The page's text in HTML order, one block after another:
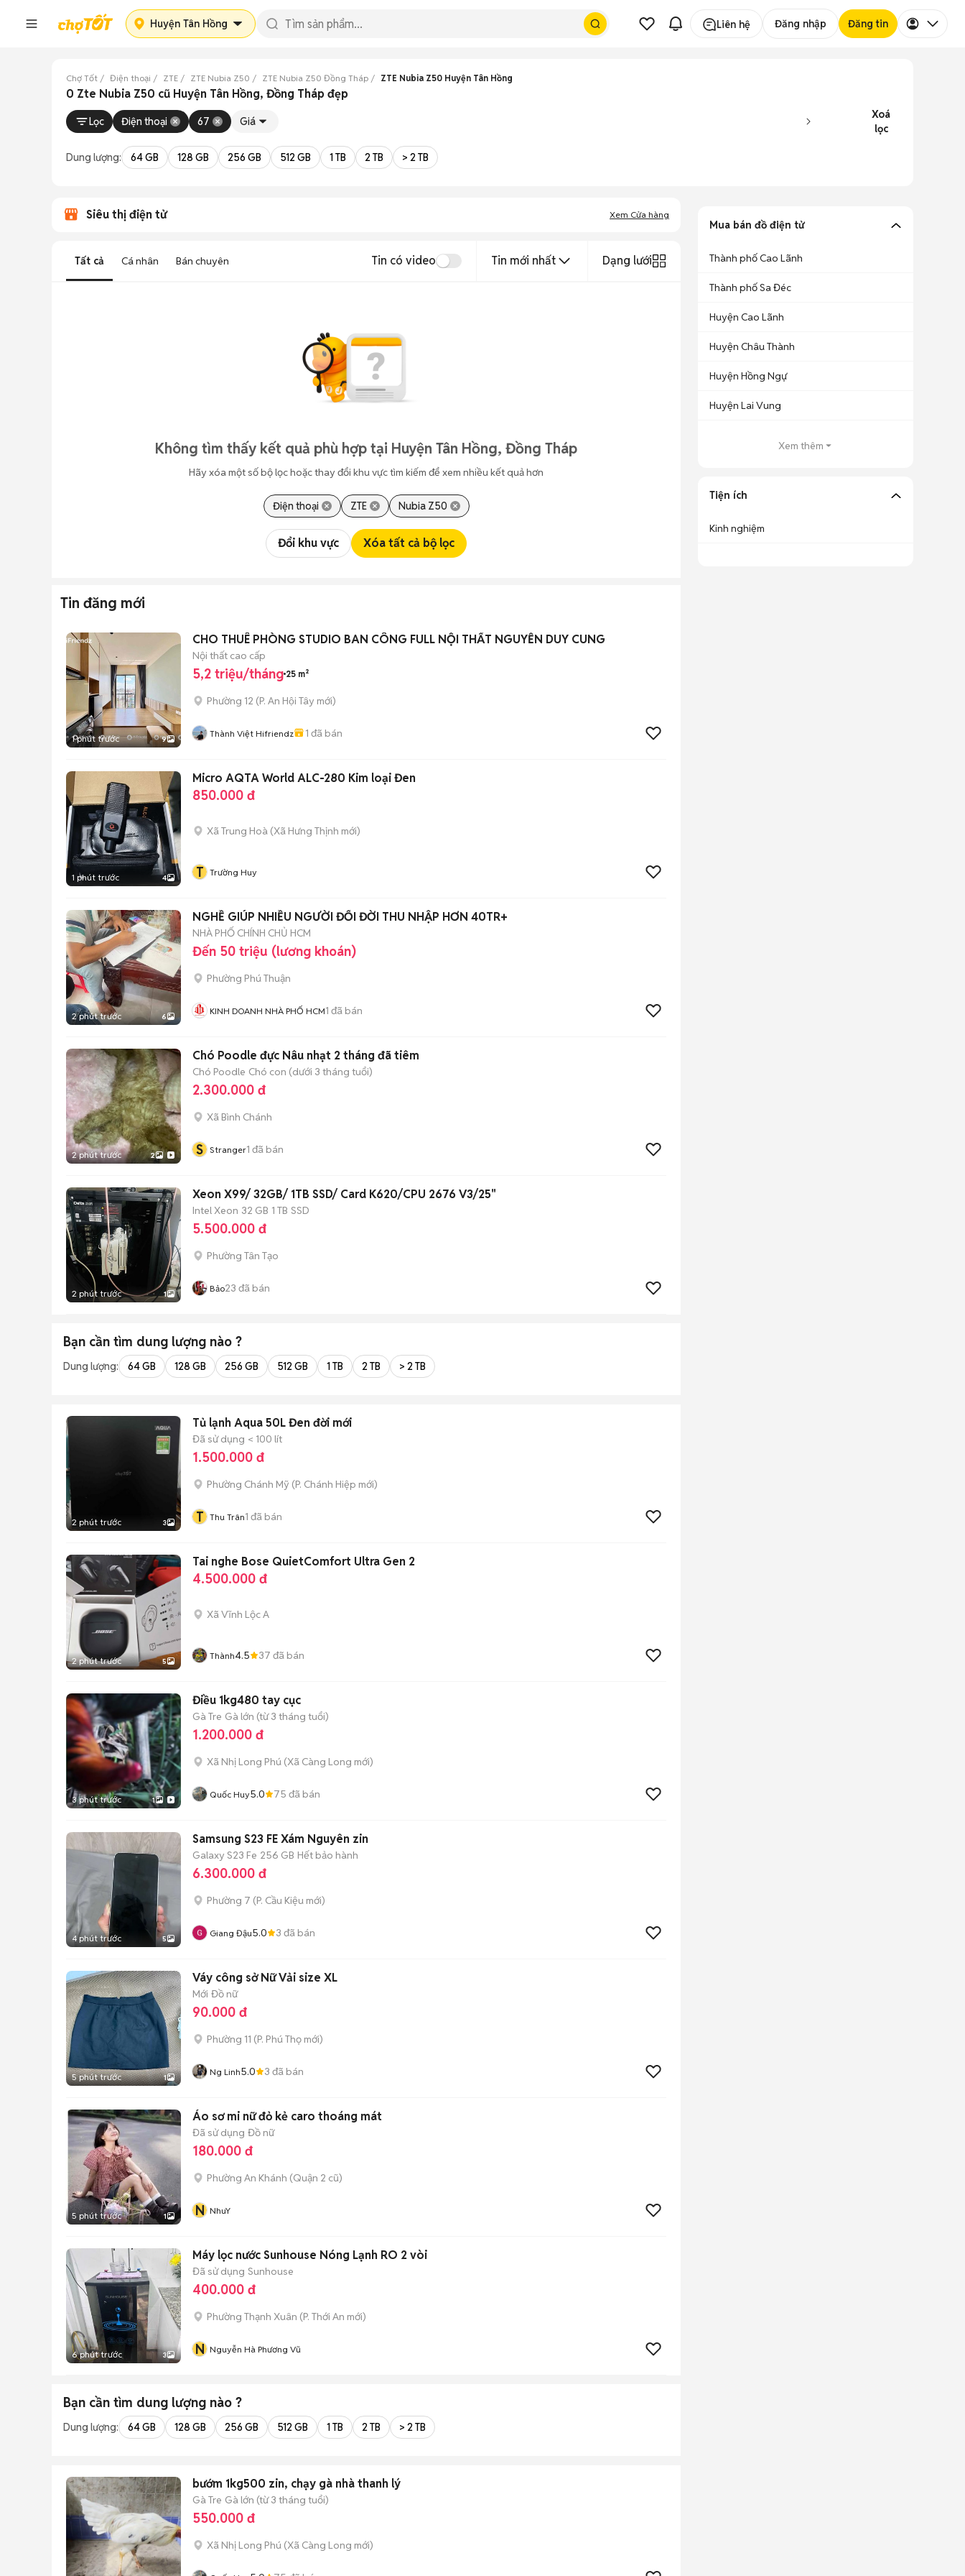
Huyện Tân Hồng Liên hệ Đăng nhập Đăng tin
Chợ Tốt Điện thoại ZTE ZTE Nubia Z50 ZTE Nubia Z50 Đồng Tháp ZTE Nubia Z50 Huyện Tân Hồng
0 Zte Nubia Z50 cũ Huyện Tân Hồng, Đồng Tháp đẹp
Lọc Điện thoại 67 Giá
Xoá
lọc
Dung lượng: 64 GB 128 GB 256 GB 512 GB 1 TB 2 TB > 2 TB
Siêu thị điện tử Xem Cửa hàng
Tất cả Cá nhân Bán chuyên Tin có video Tin mới nhất Dạng lưới
Không tìm thấy kết quả phù hợp tại Huyện Tân Hồng, Đồng Tháp
Hãy xóa một số bộ lọc hoặc thay đổi khu vực tìm kiếm để xem nhiều kết quả hơn
Điện thoại ZTE Nubia Z50
Đổi khu vực Xóa tất cả bộ lọc
Tin đăng mới
1 phút trước 9
CHO THUÊ PHÒNG STUDIO BAN CÔNG FULL NỘI THẤT NGUYỄN DUY CUNG
Nội thất cao cấp
5,2 triệu/tháng 25 m²
Phường 12 (P. An Hội Tây mới)
Thành Việt Hifriendz 1 đã bán
1 phút trước 4
Micro AQTA World ALC-280 Kim loại Đen
850.000 đ
Xã Trung Hoà (Xã Hưng Thịnh mới)
T Trường Huy
2 phút trước 6
NGHỀ GIÚP NHIỀU NGƯỜI ĐỔI ĐỜI THU NHẬP HƠN 40TR+
NHÀ PHỐ CHÍNH CHỦ HCM
Đến 50 triệu (lương khoán)
Phường Phú Thuận
KINH DOANH NHÀ PHỐ HCM1 đã bán
2 phút trước 2
Chó Poodle đực Nâu nhạt 2 tháng đã tiêm
Chó Poodle Chó con (dưới 3 tháng tuổi)
2.300.000 đ
Xã Bình Chánh
S Stranger1 đã bán
2 phút trước 1
Xeon X99/ 32GB/ 1TB SSD/ Card K620/CPU 2676 V3/25"
Intel Xeon 32 GB 1 TB SSD
5.500.000 đ
Phường Tân Tạo
Bảo23 đã bán
Bạn cần tìm dung lượng nào ?
Dung lượng: 64 GB 128 GB 256 GB 512 GB 1 TB 2 TB > 2 TB
2 phút trước 3
Tủ lạnh Aqua 50L Đen đời mới
Đã sử dụng < 100 lít
1.500.000 đ
Phường Chánh Mỹ (P. Chánh Hiệp mới)
T Thu Trân1 đã bán
2 phút trước 5
Tai nghe Bose QuietComfort Ultra Gen 2
4.500.000 đ
Xã Vĩnh Lộc A
Thành4.5 37 đã bán
3 phút trước 1
Điều 1kg480 tay cục
Gà Tre Gà lớn (từ 3 tháng tuổi)
1.200.000 đ
Xã Nhị Long Phú (Xã Càng Long mới)
Quốc Huy5.0 75 đã bán
4 phút trước 5
Samsung S23 FE Xám Nguyên zin
Galaxy S23 Fe 256 GB Hết bảo hành
6.300.000 đ
Phường 7 (P. Cầu Kiệu mới)
Giang Đậu5.0 3 đã bán
5 phút trước 1
Váy công sở Nữ Vải size XL
Mới Đồ nữ
90.000 đ
Phường 11 (P. Phú Thọ mới)
Ng Linh5.0 3 đã bán
5 phút trước 1
Áo sơ mi nữ đỏ kẻ caro thoáng mát
Đã sử dụng Đồ nữ
180.000 đ
Phường An Khánh (Quận 2 cũ)
N NhuY
6 phút trước 3
Máy lọc nước Sunhouse Nóng Lạnh RO 2 vòi
Đã sử dụng Sunhouse
400.000 đ
Phường Thạnh Xuân (P. Thới An mới)
N Nguyễn Hà Phương Vũ
Bạn cần tìm dung lượng nào ?
Dung lượng: 64 GB 128 GB 256 GB 512 GB 1 TB 2 TB > 2 TB
bướm 1kg500 zin, chạy gà nhà thanh lý
Gà Tre Gà lớn (từ 3 tháng tuổi)
550.000 đ
Xã Nhị Long Phú (Xã Càng Long mới)
Mua bán đồ điện tử
Thành phố Cao Lãnh
Thành phố Sa Đéc
Huyện Cao Lãnh
Huyện Châu Thành
Huyện Hồng Ngự
Huyện Lai Vung
Xem thêm
Tiện ích
Kinh nghiệm